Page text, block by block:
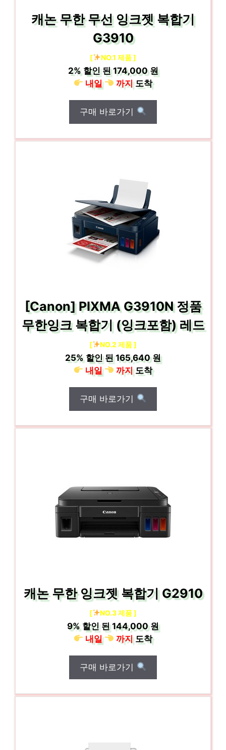
캐논 무한 무선 잉크젯 복합기
G3910
[ NO.1 제품 ]
2%할인 된174,000 원
내일
까지도착
구매 바로가기
[Canon] PIXMA G3910N 정품
무한잉크 복합기 (잉크포함) 레드
[ NO.2 제품 ]
25% 할인 된165,640 원
내일
까지도착
구매 바로가기
캐논 무한 잉크젯 복합기 G2910
[ NO.3 제품 ]
9% 할인 된144,000 원
내일
까지도착
구매 바로가기